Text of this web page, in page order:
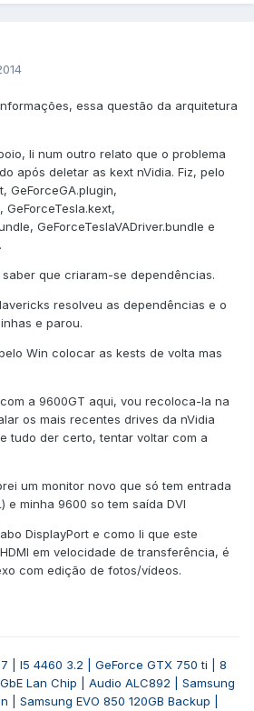
essa questão da arquitetura
li num outro relato que o problema
após deletar as kext nVidia. Fiz, pelo
GeForceGA.plugin,
GeForceTesla.kext,
GeForceTeslaVADriver.bundle e
que criaram-se dependências.
resolveu as dependências e o
e parou.
Win colocar as kests de volta mas
a 9600GT aqui, vou recoloca-la na
os mais recentes drives da nVidia
tudo der certo, tentar voltar com a
um monitor novo que só tem entrada
e minha 9600 so tem saída DVI
DisplayPort e como li que este
em velocidade de transferência, é
com edição de fotos/vídeos.
| I5 4460 3.2 | GeForce GTX 750 ti | 8
Lan Chip | Audio ALC892 | Samsung
| Samsung EVO 850 120GB Backup |